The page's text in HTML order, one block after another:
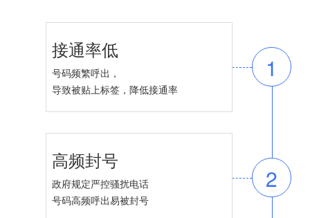
接通率低
号码频繁呼出，
导致被贴上标签，降低接通率
1
高频封号
政府规定严控骚扰电话
号码高频呼出易被封号
2